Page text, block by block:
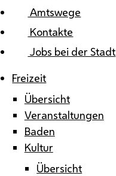
Amtswege
Kontakte
Jobs bei der Stadt
Freizeit
Übersicht
Veranstaltungen
Baden
Kultur
Übersicht